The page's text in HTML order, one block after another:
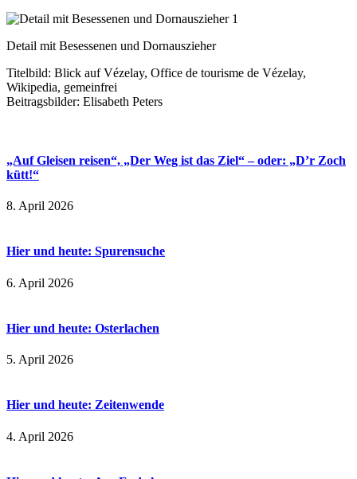
Detail mit Besessenen und Dornauszieher
Titelbild: Blick auf Vézelay, Office de tourisme de Vézelay,
Wikipedia, gemeinfrei
Beitragsbilder: Elisabeth Peters
„Auf Gleisen reisen“, „Der Weg ist das Ziel“ – oder: „D’r Zoch
kütt!“
8. April 2026
Hier und heute: Spurensuche
6. April 2026
Hier und heute: Osterlachen
5. April 2026
Hier und heute: Zeitenwende
4. April 2026